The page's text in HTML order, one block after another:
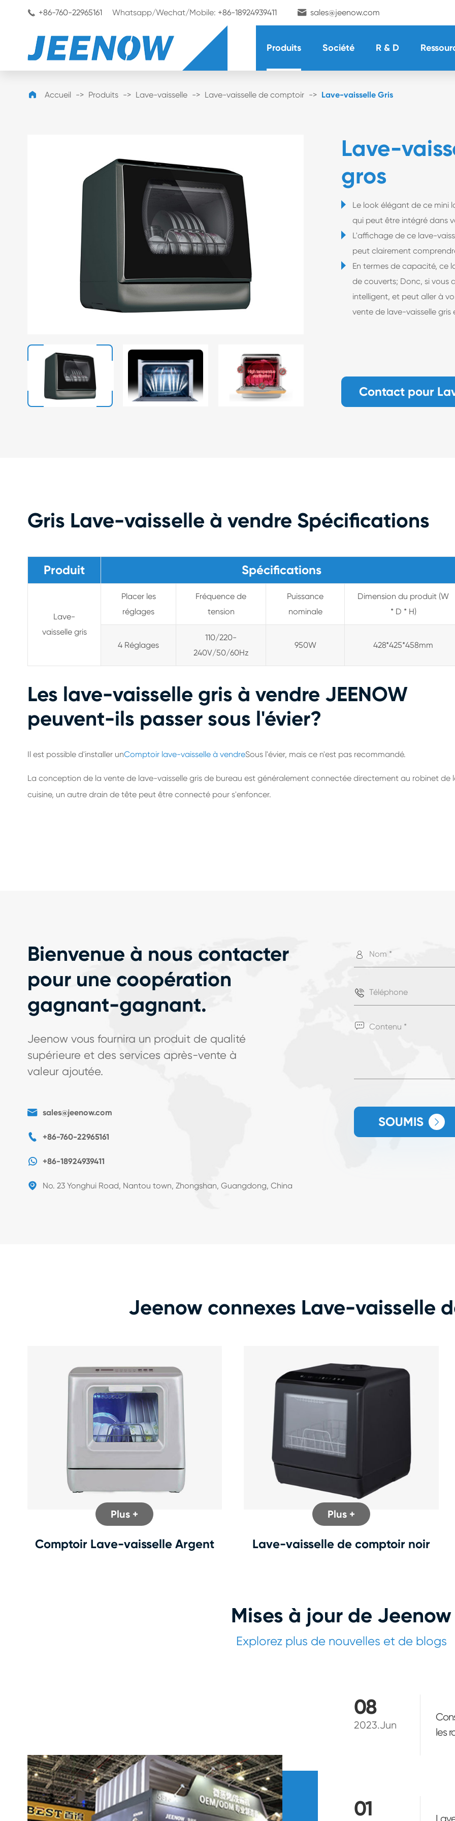
 +86-760-22965161 Whatsapp/Wechat/Mobile: +86-18924939411  sales@jeenow.com
Produits Société R & D
 Accueil Produits Lave-vaisselle Lave-vaisselle de comptoir Lave-vaisselle Gris
Lave-
gros
Le look élégant de ce mini
qui peut être intégré dans
L'affichage de ce lave-
peut clairement
En termes de capacité, ce
de couverts; Donc, si vous
intelligent, et peut aller à
vente de lave-vaisselle gris
Contact pour
Gris Lave-vaisselle à vendre Spécifications
Produit Spécifications
Lave-
vaisselle gris
Placer les
réglages
Fréquence de
tension
Puissance
nominale
Dimension du produit (W
* D * H)
4 Réglages
110/220-
240V/50/60Hz
950W 428*425*458mm
Les lave-vaisselle gris à vendre JEENOW
peuvent-ils passer sous l'évier?
Il est possible d'installer unComptoir lave-vaisselle à vendreSous l'évier, mais ce n'est pas recommandé.
La conception de la vente de lave-vaisselle gris de bureau est généralement connectée directement au robinet de
cuisine, un autre drain de tête peut être connecté pour s'enfoncer.
Bienvenue à nous contacter
pour une coopération
gagnant-gagnant.
Jeenow vous fournira un produit de qualité
supérieure et des services après-vente à
valeur ajoutée.
 sales@jeenow.com
 +86-760-22965161
 +86-18924939411
 No. 23 Yonghui Road, Nantou town, Zhongshan, Guangdong, China



SOUMIS 
Jeenow connexes Lave-vaisselle
Plus +
Comptoir Lave-vaisselle Argent
Plus +
Lave-vaisselle de comptoir noir
Mises à jour de Jeenow
Explorez plus de nouvelles et de blogs
08
2023.Jun
les
01